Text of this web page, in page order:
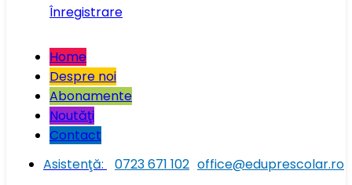
Înregistrare
Home
Despre noi
Abonamente
Noutăţi
Contact
Asistenţă:
0723 671 102 office@eduprescolar.ro